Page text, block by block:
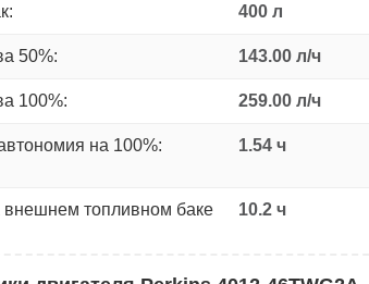
400 л
50%: 143.00 л/ч
100%: 259.00 л/ч
на 100%: 1.54 ч
топливном баке
10.2 ч